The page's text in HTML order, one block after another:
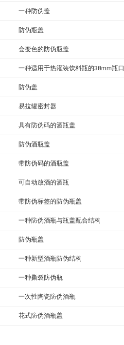
一种防伪盖
防伪瓶盖
会变色的防伪瓶盖
一种适用于热灌装饮料瓶的38mm瓶口
防伪盖
易拉罐密封器
具有防伪码的酒瓶盖
防伪酒瓶盖
带防伪码的酒瓶盖
可自动放酒的酒瓶
带防伪标签的防伪瓶盖
一种防伪酒瓶与瓶盖配合结构
防伪瓶盖
一种新型酒瓶防伪结构
一种撕裂防伪瓶
一次性陶瓷防伪酒瓶
花式防伪酒瓶盖